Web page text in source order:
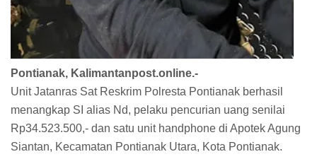
Pontianak, Kalimantanpost.online.-
Unit Jatanras Sat Reskrim Polresta Pontianak berhasil
menangkap SI alias Nd, pelaku pencurian uang senilai
Rp34.523.500,- dan satu unit handphone di Apotek Agung
Siantan, Kecamatan Pontianak Utara, Kota Pontianak.